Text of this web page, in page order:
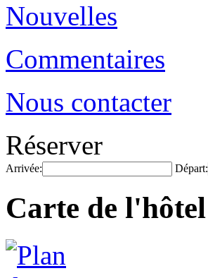
Nouvelles
Commentaires
Nous contacter
Réserver
Arrivée: Départ:
Carte de l'hôtel